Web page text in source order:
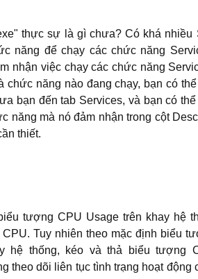
thực sự là gì chưa? Có khá nhiều
năng để chạy các chức năng
nhận việc chạy các chức năng
chức năng nào đang chạy, bạn có
bạn đến tab Services, và bạn có
năng mà nó đảm nhận trong cột
thiết.
tượng CPU Usage trên khay hệ
Tuy nhiên theo mặc định biểu
hệ thống, kéo và thả biểu tượng
theo dõi liên tục tình trạng hoạt động